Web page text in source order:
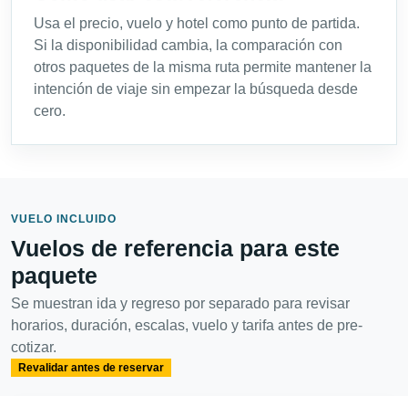
Usa el precio, vuelo y hotel como punto de partida.
Si la disponibilidad cambia, la comparación con
otros paquetes de la misma ruta permite mantener la
intención de viaje sin empezar la búsqueda desde
cero.
VUELO INCLUIDO
Vuelos de referencia para este
paquete
Se muestran ida y regreso por separado para revisar
horarios, duración, escalas, vuelo y tarifa antes de pre-
cotizar.
Revalidar antes de reservar